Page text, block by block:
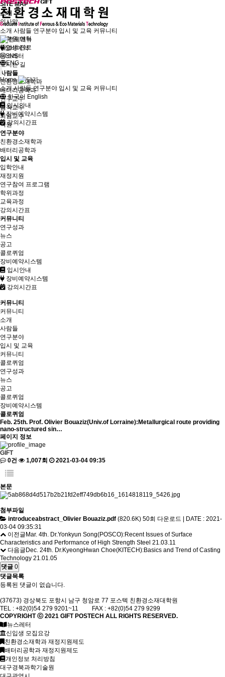
SITE MAP
소개
인사말
대학원 소개
대학원 연혁
졸업생 진로
뉴스레터
오시는 길
사람들
친환경소재학과
배터리공학과
연구교수
겸직교수
퇴임교수
직원
연구분야
친환경소재학과
배터리공학과
입시 및 교육
입학안내
재정지원
연구참여 프로그램
학위과정
교육과정
강의시간표
커뮤니티
연구성과
뉴스
공고
콜로퀴엄
장비예약시스템
입시안내
장비예약시스템
강의시간표
소개 사람들 연구분야 입시 및 교육 커뮤니티
장비예약
SNS
ENG
Home
소개 사람들 연구분야 입시 및 교육 커뮤니티
한국어 English
입시안내
장비예약시스템
강의시간표
커뮤니티
커뮤니티
소개
사람들
연구분야
입시 및 교육
커뮤니티
콜로퀴엄
연구성과
뉴스
공고
콜로퀴엄
장비예약시스템
콜로퀴엄
Feb. 25th. Prof. Olivier Bouaziz(Univ.of Lorraine):Metallurgical route providing
nano-structured sin…
페이지 정보
GIFT
0건
1,007회 2021-03-04 09:35
본문
첨부파일
introduceabstract_Olivier Bouaziz.pdf (820.6K) 50회 다운로드 | DATE : 2021-
03-04 09:35:31
이전글 Mar. 4th. Dr.Yonkyun Song(POSCO):Recent Issues of Surface
Characteristics and Performance of High Strength Steel 21.03.11
다음글 Dec. 24th. Dr.KyeongHwan Choe(KITECH):Basics and Trend of Casting
Technology 21.01.05
댓글 0
댓글목록
등록된 댓글이 없습니다.
(37673) 경상북도 포항시 남구 청암로 77 포스텍 친환경소재대학원
TEL : +82(0)54 279 9201~11 FAX : +82(0)54 279 9299
COPYRIGHT ⓒ 2021 GIFTPOSTECH ALL RIGHTS RESERVED.
뉴스레터
신입생 모집요강
친환경소재학과 재정지원제도
배터리공학과 재정지원제도
개인정보 처리방침
대구경북과학기술원